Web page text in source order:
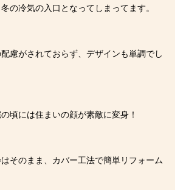
の冷気の入口となってしまってます。
慮がされておらず、デザインも単調でし
頃には住まいの顔が素敵に変身！
そのまま、カバー工法で簡単リフォーム